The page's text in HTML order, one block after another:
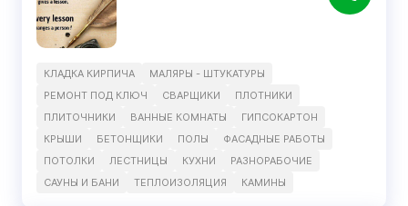
КЛАДКА КИРПИЧА
МАЛЯРЫ - ШТУКАТУРЫ
РЕМОНТ ПОД КЛЮЧ
СВАРЩИКИ
ПЛОТНИКИ
ПЛИТОЧНИКИ
ВАННЫЕ КОМНАТЫ
ГИПСОКАРТОН
КРЫШИ
БЕТОНЩИКИ ПОЛЫ
ФАСАДНЫЕ РАБОТЫ
ПОТОЛКИ
ЛЕСТНИЦЫ КУХНИ
РАЗНОРАБОЧИЕ
САУНЫ И БАНИ
ТЕПЛОИЗОЛЯЦИЯ КАМИНЫ